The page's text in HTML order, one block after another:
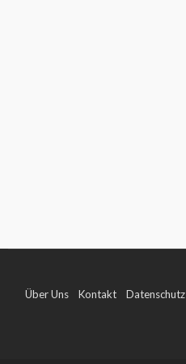
Über Uns Kontakt Datenschutz